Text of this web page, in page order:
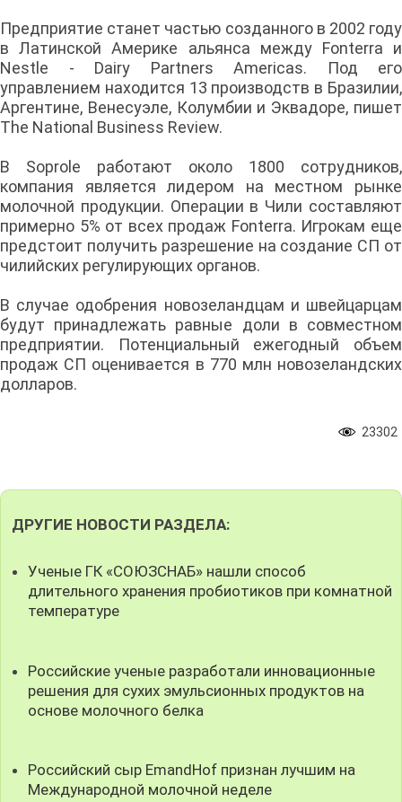
Предприятие станет частью созданного в 2002 году
в Латинской Америке альянса между Fonterra и
Nestle - Dairy Partners Americas. Под его
управлением находится 13 производств в Бразилии,
Аргентине, Венесуэле, Колумбии и Эквадоре, пишет
The National Business Review.
В Soprole работают около 1800 сотрудников,
компания является лидером на местном рынке
молочной продукции. Операции в Чили составляют
примерно 5% от всех продаж Fonterra. Игрокам еще
предстоит получить разрешение на создание СП от
чилийских регулирующих органов.
В случае одобрения новозеландцам и швейцарцам
будут принадлежать равные доли в совместном
предприятии. Потенциальный ежегодный объем
продаж СП оценивается в 770 млн новозеландских
долларов.
23302
ДРУГИЕ НОВОСТИ РАЗДЕЛА:
Ученые ГК «СОЮЗСНАБ» нашли способ
длительного хранения пробиотиков при комнатной
температуре
Российские ученые разработали инновационные
решения для сухих эмульсионных продуктов на
основе молочного белка
Российский сыр EmandHof признан лучшим на
Международной молочной неделе